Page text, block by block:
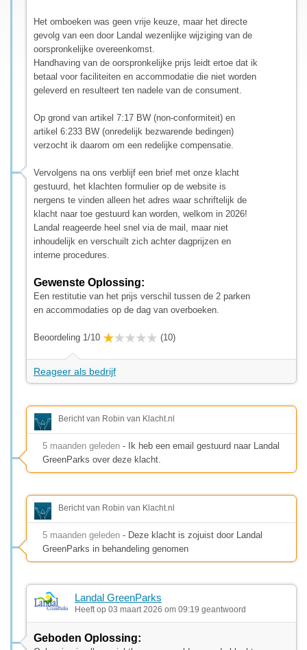
Het omboeken was geen vrije keuze, maar het directe
gevolg van een door Landal wezenlijke wijziging van de
oorspronkelijke overeenkomst.
Handhaving van de oorspronkelijke prijs leidt ertoe dat ik
betaal voor faciliteiten en accommodatie die niet worden
geleverd en resulteert ten nadele van de consument.
Op grond van artikel 7:17 BW (non-conformiteit) en
artikel 6:233 BW (onredelijk bezwarende bedingen)
verzocht ik daarom om een redelijke compensatie.
Vervolgens na ons verblijf een brief met onze klacht
gestuurd, het klachten formulier op de website is
nergens te vinden alleen het adres waar schriftelijk de
klacht naar toe gestuurd kan worden, welkom in 2026!
Landal reageerde heel snel via de mail, maar niet
inhoudelijk en verschuilt zich achter dagprijzen en
interne procedures.
Gewenste Oplossing:
Een restitutie van het prijs verschil tussen de 2 parken
en accommodaties op de dag van overboeken.
Beoordeling 1/10 (10)
Reageer als bedrijf
Bericht van Robin van Klacht.nl
5 maanden geleden - Ik heb een email gestuurd naar Landal
GreenParks over deze klacht.
Bericht van Robin van Klacht.nl
5 maanden geleden - Deze klacht is zojuist door Landal
GreenParks in behandeling genomen
Landal GreenParks
Heeft op 03 maart 2026 om 09:19 geantwoord
Geboden Oplossing: